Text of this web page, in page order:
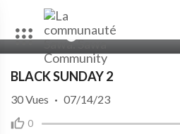
00:00
BLACK SUNDAY 2
0
30Vues · 07/14/23